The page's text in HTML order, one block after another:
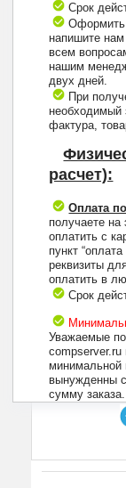
Срок
Оформить
напишите
всем
нашим
двух дней.
При
необходимый
фактура,
расчет):
Оплата
получаете на
оплатить с
пункт
реквизиты
оплатить в
Срок
Уважаемые
compserver.ru
минимальной
вынужденны
сумму